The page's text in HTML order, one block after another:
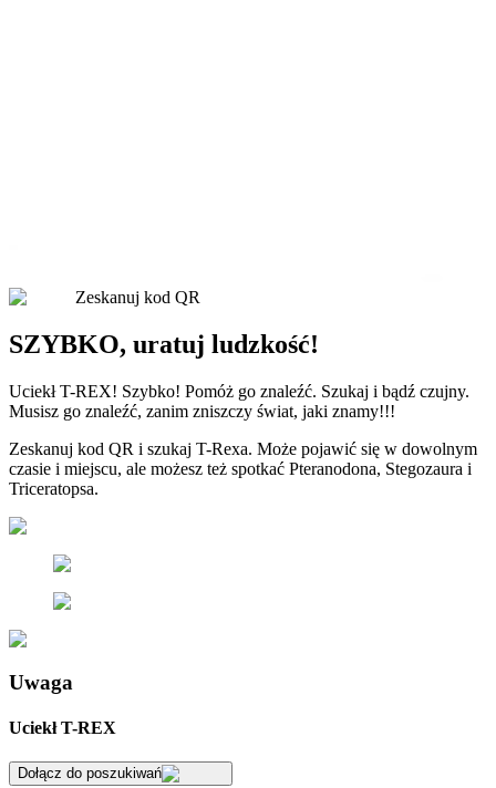
Zeskanuj kod QR
SZYBKO, uratuj ludzkość!
Uciekł T-REX! Szybko! Pomóż go znaleźć. Szukaj i bądź czujny.
Musisz go znaleźć, zanim zniszczy świat, jaki znamy!!!
Zeskanuj kod QR i szukaj T-Rexa. Może pojawić się w dowolnym
czasie i miejscu, ale możesz też spotkać Pteranodona, Stegozaura i
Triceratopsa.
Uwaga
Uciekł T-REX
Dołącz do poszukiwań